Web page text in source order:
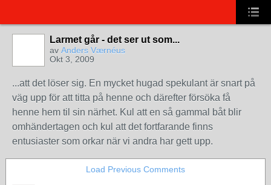
Larmet går - det ser ut som...
av Anders Værnéus
Okt 3, 2009
...att det löser sig. En mycket hugad spekulant är snart på
väg upp för att titta på henne och därefter försöka få
henne hem til sin närhet. Kul att en så gammal båt blir
omhändertagen och kul att det fortfarande finns
entusiaster som orkar när vi andra har gett upp.
Load Previous Comments